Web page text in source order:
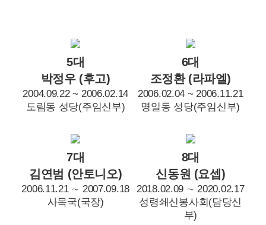
5대
박정우 (후고)
2004.09.22 ~ 2006.02.14
도림동 성당(주임신부)
6대
조정환 (라파엘)
2006.02.04 ~ 2006.11.21
명일동 성당(주임신부)
7대
김연범 (안토니오)
2006.11.21 ∼ 2007.09.18
사목국(국장)
8대
신동원 (요셉)
2018.02.09 ∼ 2020.02.17
성령쇄신봉사회(담당신
부)